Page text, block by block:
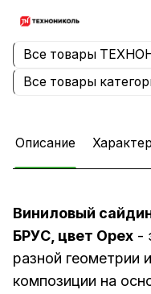
Все товары
Все товары
Описание
Виниловый
БРУС, цвет Орех -
разной геометрии
композиции на